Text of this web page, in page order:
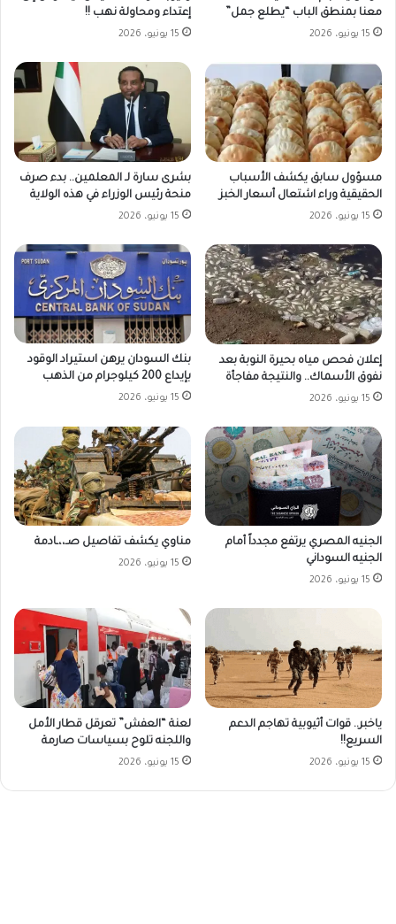
معنا بمنطق الباب “يطلع جمل”
15 يونيو، 2026
إعتداء ومحاولة نهب !!
15 يونيو، 2026
مسؤول سابق يكشف الأسباب
الحقيقية وراء اشتعال أسعار الخبز
15 يونيو، 2026
بشرى سارة لـ المعلمين.. بدء صرف
منحة رئيس الوزراء في هذه الولاية
15 يونيو، 2026
إعلان فحص مياه بحيرة النوبة بعد
نفوق الأسماك.. والنتيجة مفاجأة
15 يونيو، 2026
بنك السودان يرهن استيراد الوقود
بإيداع 200 كيلوجرام من الذهب
15 يونيو، 2026
الجنيه المصري يرتفع مجدداً أمام
الجنيه السوداني
15 يونيو، 2026
مناوي يكشف تفاصيل صـ،،ـادمة
15 يونيو، 2026
ياخبر.. قوات أثيوبية تهاجم الدعم
السريع!!
15 يونيو، 2026
لعنة “العفش” تعرقل قطار الأمل
واللجنه تلوح بسياسات صارمة
15 يونيو، 2026